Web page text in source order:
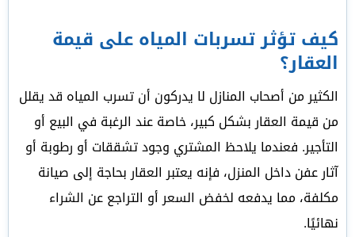
كيف تؤثر تسربات المياه على قيمة
العقار؟
الكثير من أصحاب المنازل لا يدركون أن تسرب المياه قد يقلل
من قيمة العقار بشكل كبير، خاصة عند الرغبة في البيع أو
التأجير. فعندما يلاحظ المشتري وجود تشققات أو رطوبة أو
آثار عفن داخل المنزل، فإنه يعتبر العقار بحاجة إلى صيانة
مكلفة، مما يدفعه لخفض السعر أو التراجع عن الشراء
نهائيًا.